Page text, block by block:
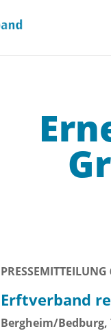
Erftverband
Bergheim/Bedburg,